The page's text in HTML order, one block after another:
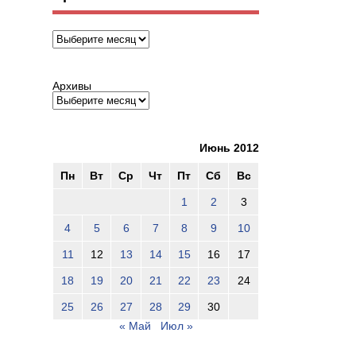
Архивы
Архивы
Июнь 2012
Пн Вт Ср Чт Пт Сб Вс
1 2 3
4 5 6 7 8 9 10
11 12 13 14 15 16 17
18 19 20 21 22 23 24
25 26 27 28 29
30
« Май
Июл »